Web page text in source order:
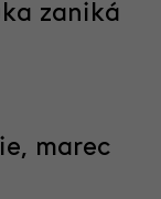
zaniká
marec